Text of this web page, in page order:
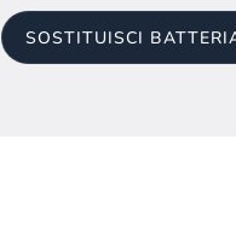
SOSTITUISCI